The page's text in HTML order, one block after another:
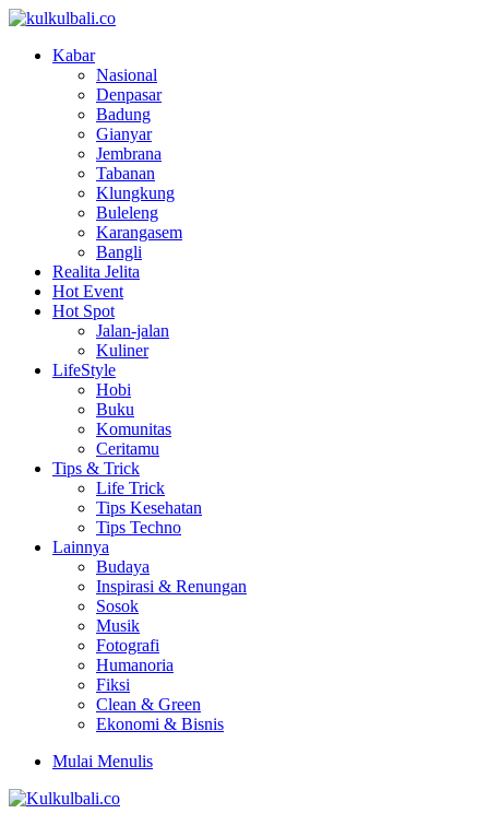
Kabar
Nasional
Denpasar
Badung
Gianyar
Jembrana
Tabanan
Klungkung
Buleleng
Karangasem
Bangli
Realita Jelita
Hot Event
Hot Spot
Jalan-jalan
Kuliner
LifeStyle
Hobi
Buku
Komunitas
Ceritamu
Tips & Trick
Life Trick
Tips Kesehatan
Tips Techno
Lainnya
Budaya
Inspirasi & Renungan
Sosok
Musik
Fotografi
Humanoria
Fiksi
Clean & Green
Ekonomi & Bisnis
Mulai Menulis